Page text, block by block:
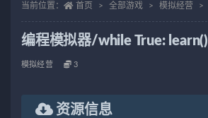
当前位置： 首页 全部游戏 模拟经营
编程模拟器/while True: learn()
模拟经营 3
资源信息